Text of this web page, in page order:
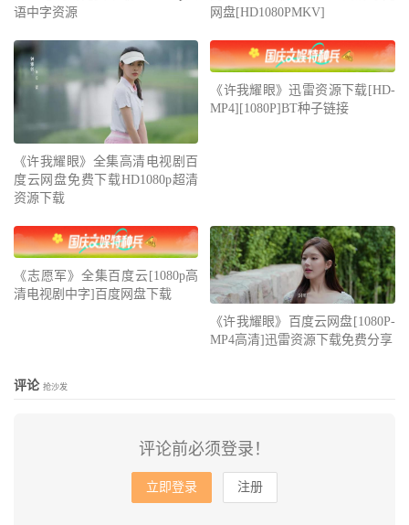
语中字资源
网盘[HD1080PMKV]
《许我耀眼》全集高清电视剧百
度云网盘免费下载HD1080p超清
资源下载
《许我耀眼》迅雷资源下载[HD-
MP4][1080P]BT种子链接
《志愿军》全集百度云[1080p高
清电视剧中字]百度网盘下载
《许我耀眼》百度云网盘[1080P-
MP4高清]迅雷资源下载免费分享
评论 抢沙发
评论前必须登录！
立即登录 注册